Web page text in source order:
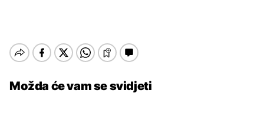
Možda će vam se svidjeti